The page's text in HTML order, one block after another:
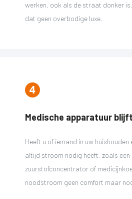
werken, ook als de straat donker
dat geen overbodige luxe.
Medische apparatuur
Heeft u of iemand in uw
altijd stroom nodig heeft, zoals
zuurstofconcentrator of
noodstroom geen comfort maar